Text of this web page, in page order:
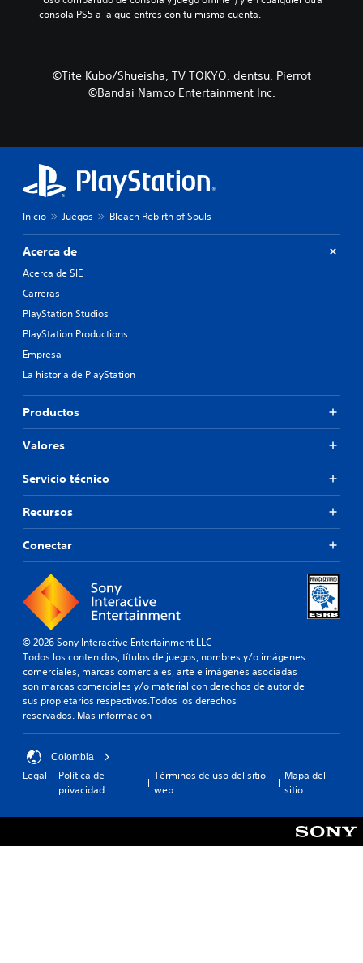
consola PS5 a la que entres con tu misma cuenta.
©Tite Kubo/Shueisha, TV TOKYO, dentsu, Pierrot
©Bandai Namco Entertainment Inc.
Inicio Juegos Bleach Rebirth of Souls
Acerca de
Acerca de SIE
Carreras
PlayStation Studios
PlayStation Productions
Empresa
La historia de PlayStation
Productos
Valores
Servicio técnico
Recursos
Conectar
© 2026 Sony Interactive Entertainment LLC
Todos los contenidos, títulos de juegos, nombres y/o imágenes
comerciales, marcas comerciales, arte e imágenes asociadas
son marcas comerciales y/o material con derechos de autor de
sus propietarios respectivos.Todos los derechos
reservados. Más información
Colombia
Legal
Política de
privacidad
Términos de uso del sitio
web
Mapa del
sitio